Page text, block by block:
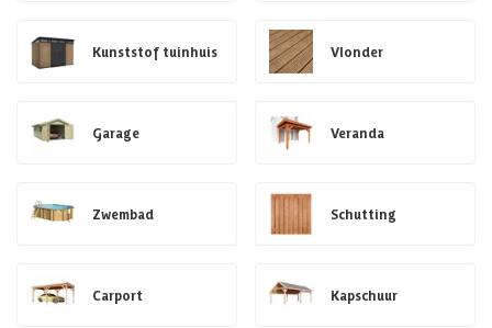
Kunststof tuinhuis Vlonder
Garage Veranda
Zwembad Schutting
Carport Kapschuur